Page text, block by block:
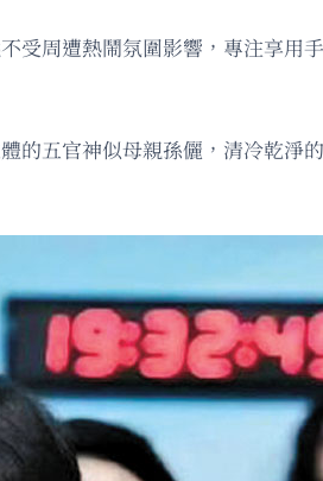
受周遭熱鬧氛圍影響，專注享
的五官神似母親孫儷，清冷乾